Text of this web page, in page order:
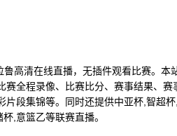
高清在线直播，无插件观看比赛。本
全程录像、比赛比分、赛事结果、赛
段集锦等。同时还提供中亚杯,智超杯
,意篮乙等联赛直播。